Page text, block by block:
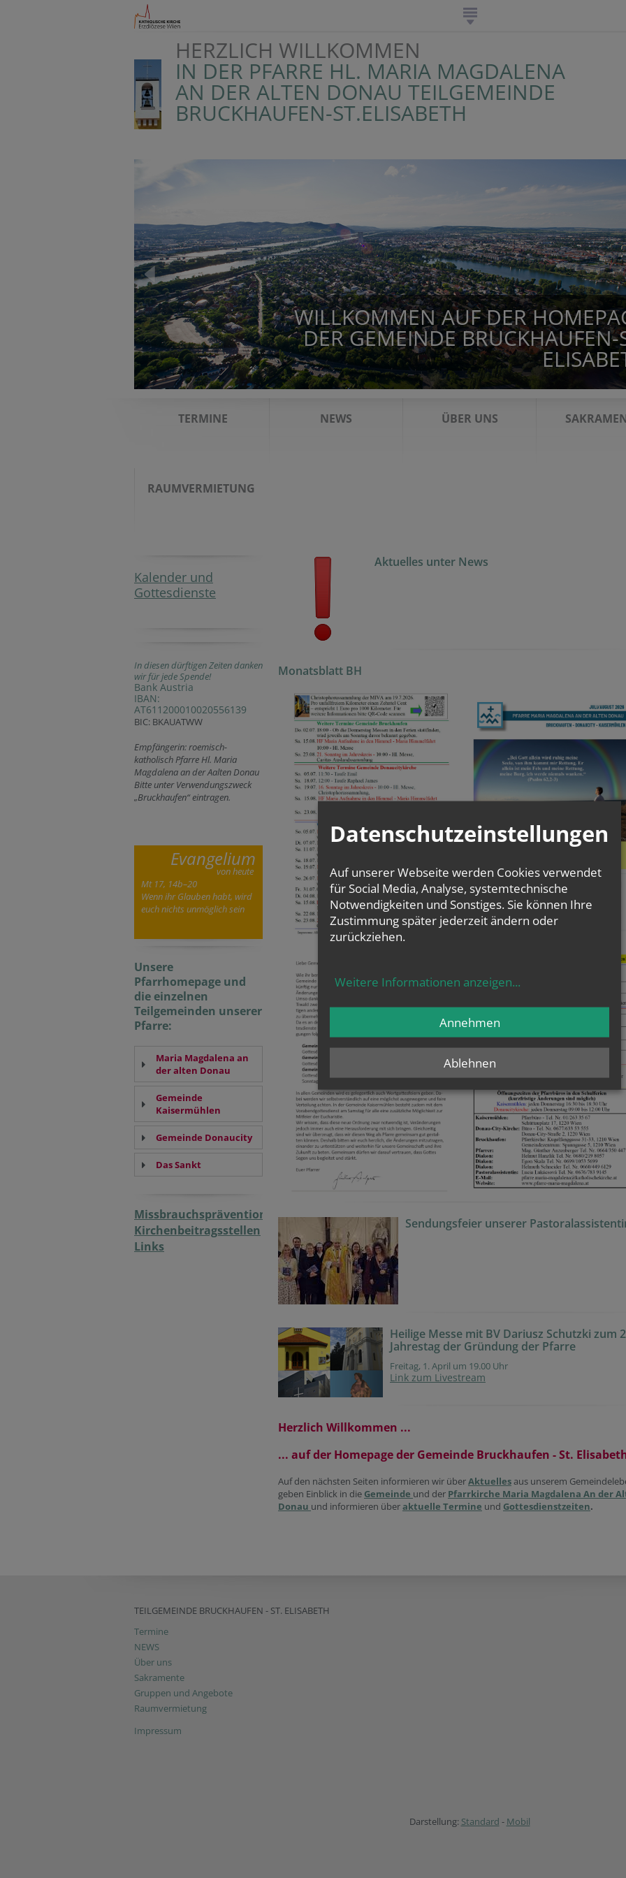
HERZLICH WILLKOMMEN
IN DER PFARRE HL. MARIA MAGDALENA
AN DER ALTEN DONAU TEILGEMEINDE
BRUCKHAUFEN-ST.ELISABETH
WILLKOMMEN AUF DER
DER GEMEINDE BRUCKHAUFEN-
TERMINE NEWS ÜBER UNS
RAUMVERMIETUNG
Kalender und
Gottesdienste
In diesen dürftigen Zeiten danken
wir für jede Spende!
Bank Austria
IBAN:
AT611200010020556139
BIC: BKAUATWW
Empfängerin: roemisch-
katholisch Pfarre Hl. Maria
Magdalena an der Aalten Donau
Bitte unter Verwendungszweck
„Bruckhaufen“ eintragen.
Evangelium
von heute
Mt 17, 14b–20
Wenn ihr Glauben habt, wird
euch nichts unmöglich sein
Unsere
Pfarrhomepage und
die einzelnen
Teilgemeinden unserer
Pfarre:
Maria Magdalena an
der alten Donau
Gemeinde
Kaisermühlen
Gemeinde Donaucity
Das Sankt
Missbrauchsprävention
Kirchenbeitragsstellen
Links
Aktuelles unter News
Monatsblatt BH
Sendungsfeier unserer
Heilige Messe mit BV Dariusz Schutzki zum
Jahrestag der Gründung der Pfarre
Freitag, 1. April um 19.00 Uhr
Link zum Livestream
Herzlich Willkommen ...
... auf der Homepage der Gemeinde Bruckhaufen - St.
Auf den nächsten Seiten informieren wir überAktuellesaus unserem
geben Einblick in die Gemeinde und der Pfarrkirche Maria Magdalena An der
Donau und informieren überaktuelle Termine und Gottesdienstzeiten.
TEILGEMEINDE BRUCKHAUFEN - ST. ELISABETH
Termine
NEWS
Über uns
Sakramente
Gruppen und Angebote
Raumvermietung
Impressum
Darstellung: Standard - Mobil
Datenschutzeinstellungen
Auf unserer Webseite werden Cookies verwendet
für Social Media, Analyse, systemtechnische
Notwendigkeiten und Sonstiges. Sie können Ihre
Zustimmung später jederzeit ändern oder
zurückziehen.
Weitere Informationen anzeigen...
Ablehnen
Annehmen